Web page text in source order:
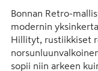
Bonnan Retro-
modernin
Hillityt, rustiikkiset
sopii niin arkeen